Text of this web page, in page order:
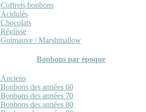
Coffrets bonbons
Acidulés
Chocolats
Réglisse
Guimauve / Marshmallow
Bonbons par époque
Anciens
Bonbons des années 60
Bonbons des années 70
Bonbons des années 80